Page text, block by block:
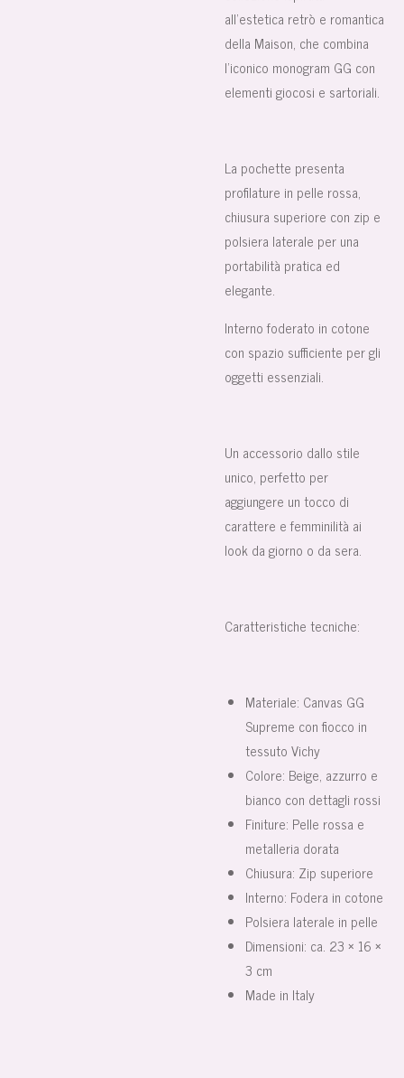
all’estetica retrò e romantica
della Maison, che combina
l’iconico monogram GG con
elementi giocosi e sartoriali.
La pochette presenta
profilature in pelle rossa,
chiusura superiore con zip e
polsiera laterale per una
portabilità pratica ed
elegante.
Interno foderato in cotone
con spazio sufficiente per gli
oggetti essenziali.
Un accessorio dallo stile
unico, perfetto per
aggiungere un tocco di
carattere e femminilità ai
look da giorno o da sera.
Caratteristiche tecniche:
Materiale: Canvas GG
Supreme con fiocco in
tessuto Vichy
Colore: Beige, azzurro e
bianco con dettagli rossi
Finiture: Pelle rossa e
metalleria dorata
Chiusura: Zip superiore
Interno: Fodera in cotone
Polsiera laterale in pelle
Dimensioni: ca. 23 × 16 ×
3 cm
Made in Italy